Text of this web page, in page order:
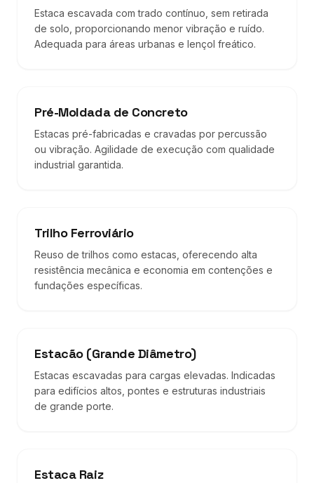
Estaca escavada com trado contínuo, sem retirada
de solo, proporcionando menor vibração e ruído.
Adequada para áreas urbanas e lençol freático.
Pré-Moldada de Concreto
Estacas pré-fabricadas e cravadas por percussão
ou vibração. Agilidade de execução com qualidade
industrial garantida.
Trilho Ferroviário
Reuso de trilhos como estacas, oferecendo alta
resistência mecânica e economia em contenções e
fundações específicas.
Estacão (Grande Diâmetro)
Estacas escavadas para cargas elevadas. Indicadas
para edifícios altos, pontes e estruturas industriais
de grande porte.
Estaca Raiz